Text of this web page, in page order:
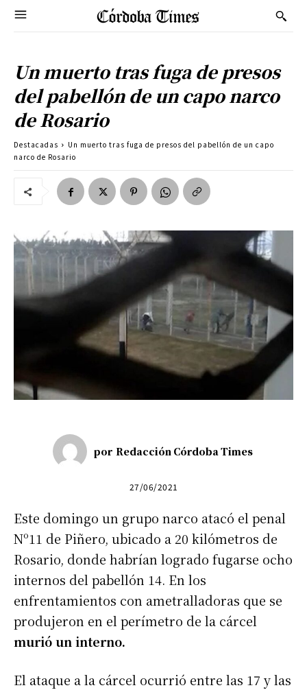
Un muerto tras fuga de presos
del pabellón de un capo narco
de Rosario
Destacadas
Un muerto tras fuga de presos del pabellón de un capo
narco de Rosario
por Redacción Córdoba Times
27/06/2021
Este domingo un grupo narco atacó el penal
Nº11 de Piñero, ubicado a 20 kilómetros de
Rosario, donde habrían logrado fugarse ocho
internos del pabellón 14. En los
enfrentamientos con ametralladoras que se
produjeron en el perímetro de la cárcel
murió un interno.
El ataque a la cárcel ocurrió entre las 17 y las